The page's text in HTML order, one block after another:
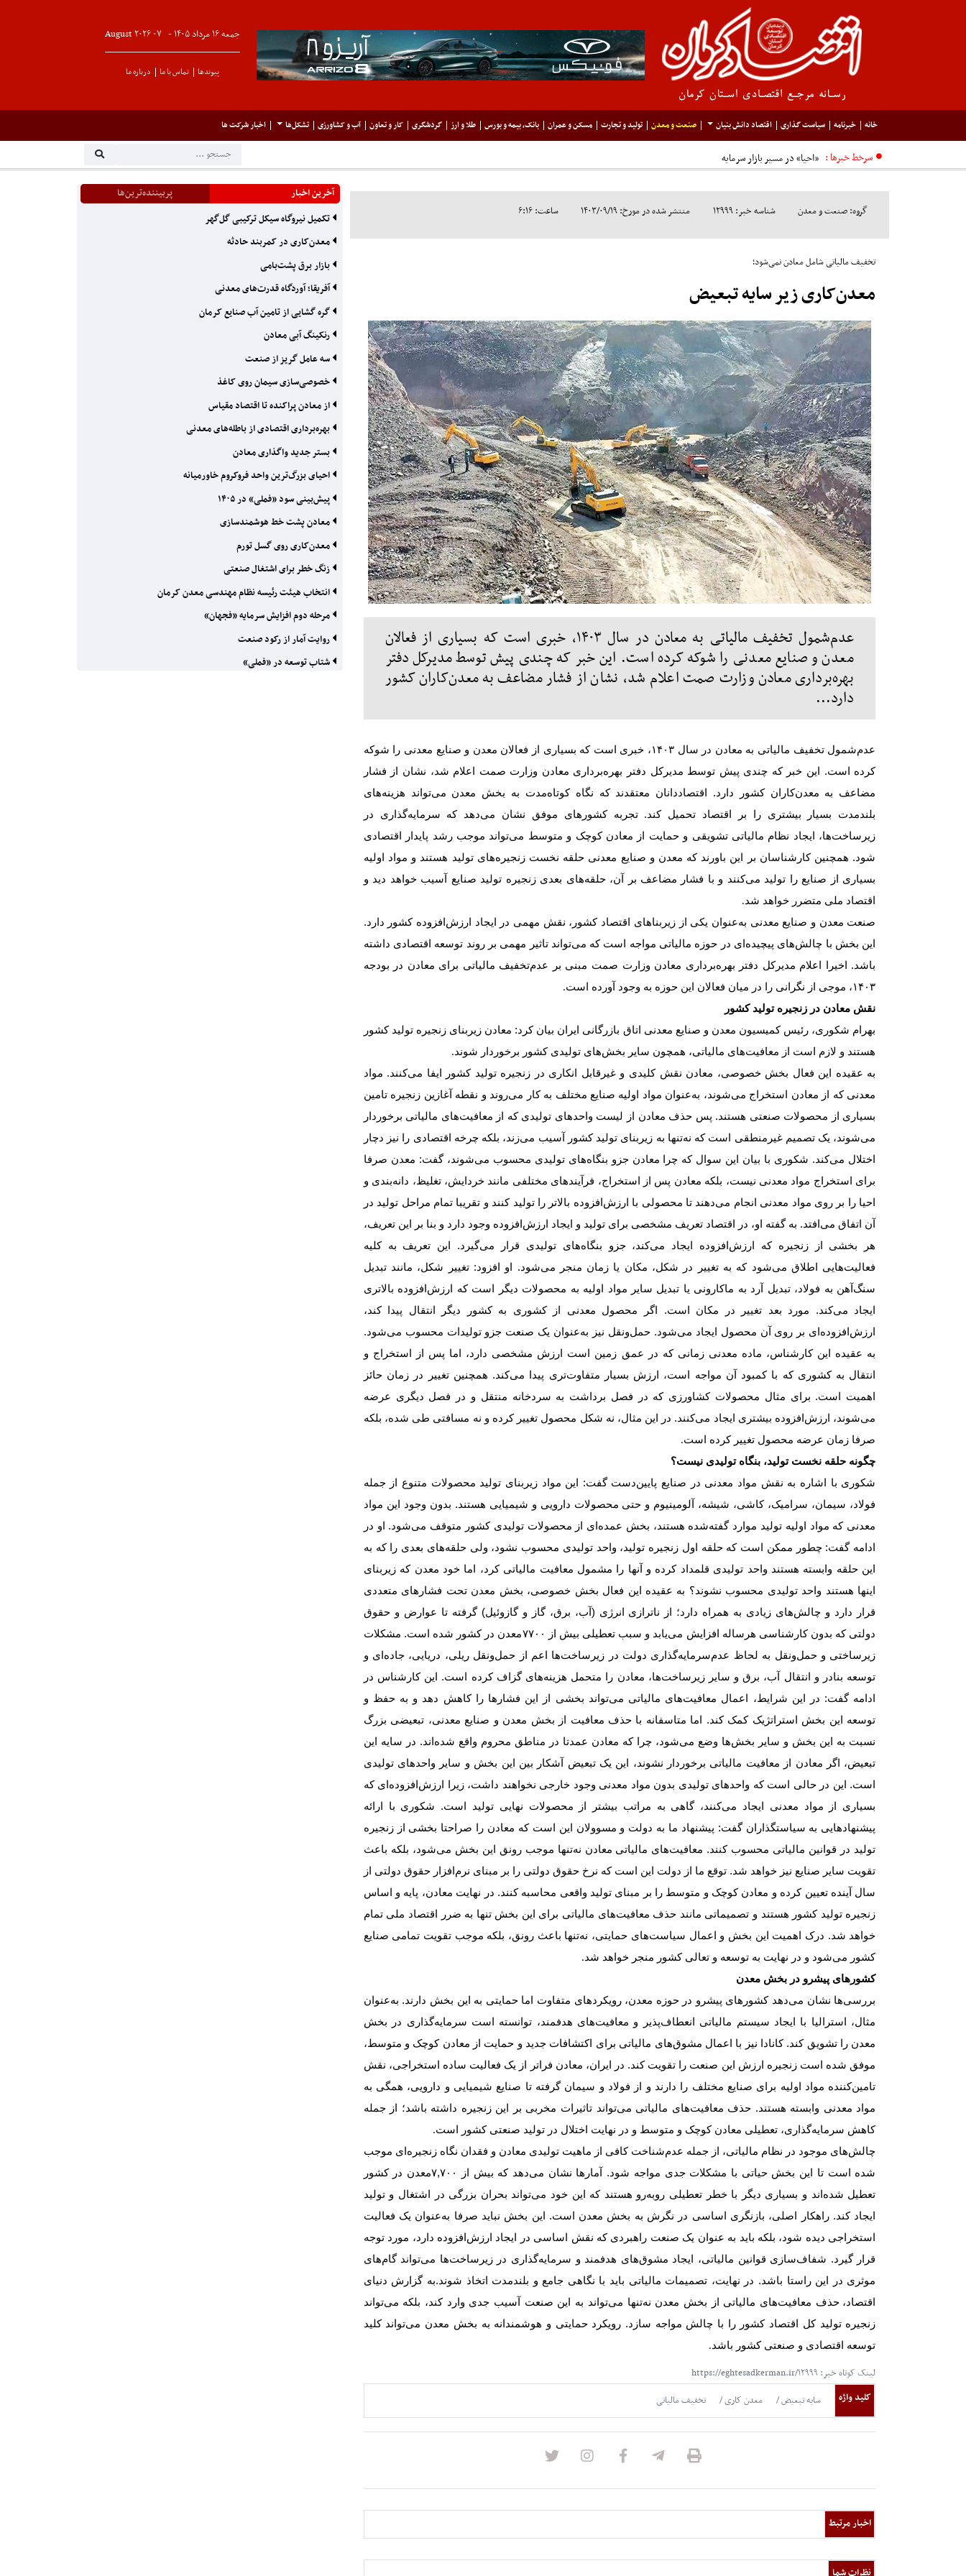
جمعه ۱۶ مرداد ۱۴۰۵ - ۰۷August۲۰۲۶
پیوندها تماس با ما درباره ما
خانه خبرنامه سیاست گذاری اقتصاد دانش بنیان صنعت و معدن تولید و تجارت مسکن و عمران بانک، بیمه و بورس طلا و ارز گردشگری کار و تعاون آب و کشاورزی تشکل‌ها اخبار شرکت ها
سرخط خبرها :
گروه: صنعت و معدن شناسه خبر: ۱۲۹۹۹ منتشر شده در مورخ: ۱۴۰۳/۰۹/۱۹ ساعت: ۶:۱۶
تخفیف مالیاتی شامل معادن نمی‌شود؛
معدن‌کاری زیر سایه تبعیض
عدم‌شمول تخفیف مالیاتی به معادن در سال ۱۴۰۳، خبری است که بسیاری از فعالان
معدن و صنایع معدنی را شوکه کرده است. این خبر که چندی پیش توسط مدیرکل دفتر
بهره‌برداری معادن وزارت صمت اعلام شد، نشان از فشار مضاعف به معدن‌کاران کشور
دارد...
عدم‌شمول تخفیف مالیاتی به معادن در سال ۱۴۰۳، خبری است که بسیاری از فعالان معدن و صنایع معدنی را شوکه
کرده است. این خبر که چندی پیش توسط مدیرکل دفتر بهره‌برداری معادن وزارت صمت اعلام شد، نشان از فشار
مضاعف به معدن‌کاران کشور دارد. اقتصاددانان معتقدند که نگاه کوتاه‏‏‌مدت به بخش معدن می‏‏‌تواند هزینه‏‏‌های
بلندمدت بسیار بیشتری را بر اقتصاد تحمیل کند. تجربه کشورهای موفق نشان می‌دهد که سرمایه‌گذاری در
زیرساخت‏‏‌ها، ایجاد نظام مالیاتی تشویقی و حمایت از معادن کوچک و متوسط می‏‏‌تواند موجب رشد پایدار اقتصادی
شود. همچنین کارشناسان بر این باورند که معدن و صنایع معدنی حلقه‏‏ نخست زنجیره‏‏‌های تولید هستند و مواد اولیه
بسیاری از صنایع را تولید می‌کنند و با فشار مضاعف بر آن، حلقه‏‏‌های بعدی زنجیره تولید صنایع آسیب خواهد دید و
اقتصاد ملی متضرر خواهد شد.
صنعت معدن و صنایع معدنی به‌عنوان یکی از زیربناهای اقتصاد کشور، نقش مهمی در ایجاد ارزش‌افزوده کشور دارد.
این بخش با چالش‌‌‌های پیچیده‌‌‌ای در حوزه مالیاتی مواجه است که می‌‌‌تواند تاثیر مهمی بر روند توسعه اقتصادی داشته
باشد. اخیرا اعلام مدیرکل دفتر بهره‌‌‌برداری معادن وزارت صمت مبنی بر عدم‌تخفیف مالیاتی برای معادن در بودجه
۱۴۰۳، موجی از نگرانی را در میان فعالان این حوزه به وجود آورده است.
نقش معادن در زنجیره تولید کشور
بهرام شکوری، رئیس کمیسیون معدن و صنایع معدنی اتاق بازرگانی ایران بیان کرد: معادن زیربنای زنجیره تولید کشور
هستند و لازم است از معافیت‌‌‌های مالیاتی، همچون سایر بخش‌‌‌های تولیدی کشور برخوردار شوند.
به عقیده این فعال بخش خصوصی، معادن نقش کلیدی و غیرقابل انکاری در زنجیره تولید کشور ایفا می‌کنند. مواد
معدنی که از معادن استخراج می‌‌‌شوند، به‌عنوان مواد اولیه صنایع مختلف به کار می‌روند و نقطه آغازین زنجیره تامین
بسیاری از محصولات صنعتی هستند. پس حذف معادن از لیست واحدهای تولیدی که از معافیت‌‌‌های مالیاتی برخوردار
می‌‌‌شوند، یک تصمیم غیرمنطقی است که نه‌تنها به زیربنای تولید کشور آسیب می‌‌‌زند، بلکه چرخه اقتصادی را نیز دچار
اختلال می‌کند. شکوری با بیان این سوال که چرا معادن جزو بنگاه‌‌‌های تولیدی محسوب می‌‌‌شوند، گفت: معدن صرفا
برای استخراج مواد معدنی نیست، بلکه معادن پس از استخراج، فرآیندهای مختلفی مانند خردایش، تغلیظ، دانه‌‌‌بندی و
احیا را بر روی مواد معدنی انجام می‌دهند تا محصولی با ارزش‌افزوده بالاتر را تولید کنند و تقریبا تمام مراحل تولید در
آن اتفاق می‌‌‌افتد. به گفته‌‌ او، در اقتصاد تعریف مشخصی برای تولید و ایجاد ارزش‌افزوده وجود دارد و بنا بر این تعریف،
هر بخشی از زنجیره که ارزش‌افزوده ایجاد می‌کند، جزو بنگاه‌‌‌های تولیدی قرار می‌گیرد. این تعریف به کلیه
فعالیت‌‌‌هایی اطلاق می‌شود که به تغییر در شکل، مکان یا زمان منجر می‌شود. او افزود: تغییر شکل، مانند تبدیل
سنگ‌آهن به فولاد، تبدیل آرد به ماکارونی یا تبدیل سایر مواد اولیه به محصولات دیگر است که ارزش‌افزوده بالاتری
ایجاد می‌کند. مورد بعد تغییر در مکان است. اگر محصول معدنی از کشوری به کشور دیگر انتقال پیدا کند،
ارزش‌افزوده‌‌‌ای بر روی آن محصول ایجاد می‌شود. حمل‌ونقل نیز به‌عنوان یک صنعت جزو تولیدات محسوب می‌شود.
به عقیده‌‌ این کارشناس، ماده معدنی زمانی که در عمق زمین است ارزش مشخصی دارد، اما پس از استخراج و
انتقال به کشوری که با کمبود آن مواجه است، ارزش بسیار متفاوت‌‌‌تری پیدا می‌کند. همچنین تغییر در زمان حائز
اهمیت است. برای مثال محصولات کشاورزی که در فصل برداشت به سردخانه منتقل و در فصل دیگری عرضه
می‌‌‌شوند، ارزش‌افزوده بیشتری ایجاد می‌کنند. در این مثال، نه شکل محصول تغییر کرده و نه مسافتی طی شده، بلکه
صرفا زمان عرضه محصول تغییر کرده است.
چگونه حلقه نخست تولید، بنگاه تولیدی نیست؟
شکوری با اشاره به نقش مواد معدنی در صنایع پایین‌دست گفت: این مواد زیربنای تولید محصولات متنوع از جمله
فولاد، سیمان، سرامیک، کاشی، شیشه، آلومینیوم و حتی محصولات دارویی و شیمیایی هستند. بدون وجود این مواد
معدنی که مواد اولیه تولید موارد گفته‌شده هستند، بخش عمده‌‌‌ای از محصولات تولیدی کشور متوقف می‌شود. او در
ادامه گفت: چطور ممکن است که حلقه اول زنجیره تولید، واحد تولیدی محسوب نشود، ولی حلقه‌‌‌های بعدی را که به
این حلقه وابسته هستند واحد تولیدی قلمداد کرده و آنها را مشمول معافیت مالیاتی کرد، اما خود معدن که زیربنای
اینها هستند واحد تولیدی محسوب نشوند؟ به عقیده‌‌ این فعال بخش خصوصی، بخش معدن تحت فشارهای متعددی
قرار دارد و چالش‌‌‌های زیادی به همراه دارد؛ از ناترازی انرژی (آب، برق، گاز و گازوئیل) گرفته تا عوارض و حقوق
دولتی که بدون کارشناسی هرساله افزایش می‌‌‌یابد و سبب تعطیلی بیش از
۷۷۰۰معدن در کشور شده است. مشکلات
زیرساختی و حمل‌ونقل به لحاظ عدم‌سرمایه‌گذاری دولت در زیرساخت‌‌‌ها اعم از حمل‌ونقل ریلی، دریایی، جاده‌‌‌ای و
توسعه بنادر و انتقال آب، برق و سایر زیرساخت‌‌‌ها، معادن را متحمل هزینه‌‌‌های گزاف کرده است. این کارشناس در
ادامه گفت: در این شرایط، اعمال معافیت‌‌‌های مالیاتی می‌‌‌تواند بخشی از این فشارها را کاهش دهد و به حفظ و
توسعه این بخش استراتژیک کمک کند. اما متاسفانه با حذف معافیت از بخش معدن و صنایع معدنی، تبعیضی بزرگ
نسبت به این بخش و سایر بخش‌‌‌ها وضع می‌شود، چرا که معادن عمدتا در مناطق محروم واقع شده‌‌‌اند. در سایه این
تبعیض، اگر معادن از معافیت مالیاتی برخوردار نشوند، این یک تبعیض آشکار بین این بخش و سایر واحدهای تولیدی
است. این در حالی است که واحدهای تولیدی بدون مواد معدنی وجود خارجی نخواهند داشت، زیرا ارزش‌افزوده‌‌‌ای که
بسیاری از مواد معدنی ایجاد می‌کنند، گاهی به مراتب بیشتر از محصولات نهایی تولید است. شکوری با ارائه
پیشنهادهایی به سیاستگذاران گفت: پیشنهاد ما به دولت و مسوولان این است که معادن را صراحتا بخشی از زنجیره
تولید در قوانین مالیاتی محسوب کنند. معافیت‌‌‌های مالیاتی معادن نه‌تنها موجب رونق این بخش می‌شود، بلکه باعث
تقویت سایر صنایع نیز خواهد شد. توقع ما از دولت این است که نرخ حقوق دولتی را بر مبنای نرم‌‌‌افزار حقوق دولتی از
سال آینده تعیین کرده و معادن کوچک و متوسط را بر مبنای تولید واقعی محاسبه کنند. در نهایت معادن، پایه و اساس
زنجیره تولید کشور هستند و تصمیماتی مانند حذف معافیت‌‌‌های مالیاتی برای این بخش تنها به ضرر اقتصاد ملی تمام
خواهد شد. درک اهمیت این بخش و اعمال سیاست‌‌‌های حمایتی، نه‌تنها باعث رونق، بلکه موجب تقویت تمامی صنایع
کشور می‌شود و در نهایت به توسعه و تعالی کشور منجر خواهد شد.
کشورهای پیشرو در بخش معدن
بررسی‌‌‌ها نشان می‌دهد کشورهای پیشرو در حوزه معدن، رویکردهای متفاوت اما حمایتی به این بخش دارند. به‌عنوان
مثال، استرالیا با ایجاد سیستم مالیاتی انعطاف‌‌‌پذیر و معافیت‌‌‌های هدفمند، توانسته است سرمایه‌گذاری در بخش
معدن را تشویق کند. کانادا نیز با اعمال مشوق‌‌‌های مالیاتی برای اکتشافات جدید و حمایت از معادن کوچک و متوسط،
موفق شده است زنجیره ارزش این صنعت را تقویت کند. در ایران، معادن فراتر از یک فعالیت ساده استخراجی، نقش
تامین‌کننده مواد اولیه برای صنایع مختلف را دارند و از فولاد و سیمان گرفته تا صنایع شیمیایی و دارویی، همگی به
مواد معدنی وابسته هستند. حذف معافیت‌‌‌های مالیاتی می‌‌‌تواند تاثیرات مخربی بر این زنجیره داشته باشد؛ از جمله
کاهش سرمایه‌گذاری، تعطیلی معادن کوچک و متوسط و در نهایت اختلال در تولید صنعتی کشور است.
چالش‌‌‌های موجود در نظام مالیاتی، از جمله عدم‌شناخت کافی از ماهیت تولیدی معادن و فقدان نگاه زنجیره‌‌‌ای موجب
شده است تا این بخش حیاتی با مشکلات جدی مواجه شود. آمارها نشان می‌دهد که بیش از
۷,۷۰۰معدن در کشور
تعطیل شده‌‌‌اند و بسیاری دیگر با خطر تعطیلی روبه‌رو هستند که این خود می‌‌‌تواند بحران بزرگی در اشتغال و تولید
ایجاد کند. راهکار اصلی، بازنگری اساسی در نگرش به بخش معدن است. این بخش نباید صرفا به‌عنوان یک فعالیت
استخراجی دیده شود، بلکه باید به عنوان یک صنعت راهبردی که نقش اساسی در ایجاد ارزش‌افزوده دارد، مورد توجه
قرار گیرد. شفاف‌‌‌سازی قوانین مالیاتی، ایجاد مشوق‌‌‌های هدفمند و سرمایه‌گذاری در زیرساخت‌‌‌ها می‌‌‌تواند گام‌‌‌های
موثری در این راستا باشد. در نهایت، تصمیمات مالیاتی باید با نگاهی جامع و بلندمدت اتخاذ شوند.به گزارش دنیای
اقتصاد، حذف معافیت‌‌‌های مالیاتی از بخش معدن نه‌تنها می‌‌‌تواند به این صنعت آسیب جدی وارد کند، بلکه می‌‌‌تواند
زنجیره تولید کل اقتصاد کشور را با چالش مواجه سازد. رویکرد حمایتی و هوشمندانه به بخش معدن می‌‌‌تواند کلید
توسعه اقتصادی و صنعتی کشور باشد.
لینک کوتاه خبر: https://eghtesadkerman.ir/۱۲۹۹۹
کلید واژه
سایه تبعیض معدن کاری تخفیف مالیاتی
اخبار مرتبط
آخرین اخبار
پربیننده‌ترین‌ها
تکمیل نیروگاه سیکل ترکیبی گل‌گهر
معدن‌کاری در کمربند حادثه
بازار برق پشت‌بامی
آفریقا؛ آوردگاه قدرت‌های معدنی
گره گشایی از تامین آب صنایع کرمان
رنکینگ آبی معادن
سه عامل گریز از صنعت
خصوصی‌سازی سیمان روی کاغذ
از معادن پراکنده تا اقتصاد مقیاس
بهره‌برداری اقتصادی از باطله‌های معدنی
بستر جدید واگذاری معادن
احیای بزرگ‌ترین واحد فروکروم خاورمیانه
پیش‌بینی سود «فملی» در ۱۴۰۵
معادن پشت خط هوشمندسازی
معدن‌کاری روی گسل تورم
زنگ خطر برای اشتغال صنعتی
انتخاب هیئت رئیسه نظام مهندسی معدن کرمان
مرحله دوم افزایش سرمایه «فجهان»
روایت آمار از رکود صنعت
شتاب توسعه در «فملی»